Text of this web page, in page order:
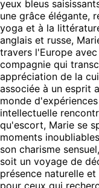
yeux bleus
une grâce élégante,
yoga et à la
anglais et russe,
travers l'Europe
compagnie qui
appréciation de la
associée à un esprit
monde
intellectuelle
qu'escort, Marie se
moments
son charisme
soit un voyage de
présence naturelle
pour ceux qui